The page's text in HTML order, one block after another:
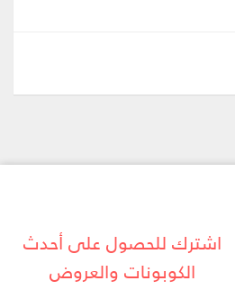
اشترك للحصول على أحدث
الكوبونات والعروض